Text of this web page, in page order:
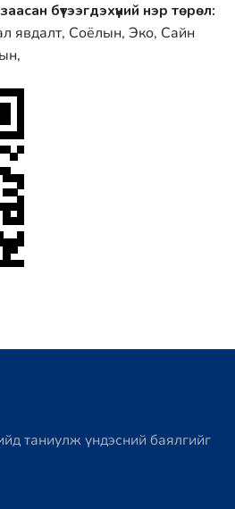
бүтээгдэхүүний нэр төрөл:
явдалт, Соёлын, Эко, Сайн
таниулж үндэсний баялгийг